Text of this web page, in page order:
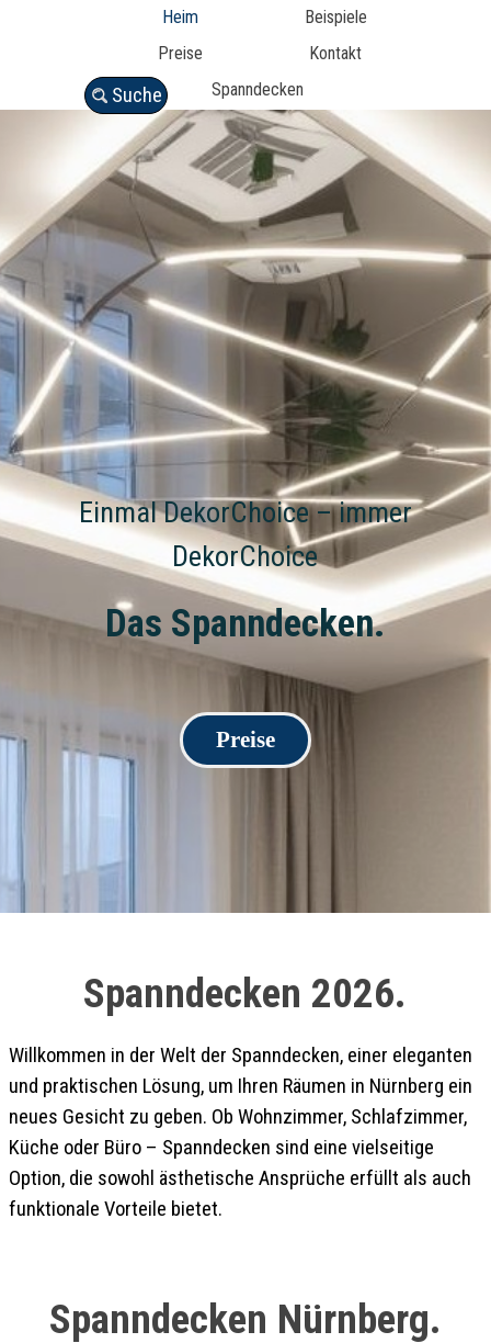
Heim
Beispiele
Preise
Kontakt
Spanndecken
Suche
Einmal DekorChoice – immer
DekorChoice
Das Spanndecken.
Preise
Spanndecken 2026.
Willkommen in der Welt der Spanndecken, einer eleganten
und praktischen Lösung, um Ihren Räumen in Nürnberg ein
neues Gesicht zu geben. Ob Wohnzimmer, Schlafzimmer,
Küche oder Büro – Spanndecken sind eine vielseitige
Option, die sowohl ästhetische Ansprüche erfüllt als auch
funktionale Vorteile bietet.
Spanndecken Nürnberg.